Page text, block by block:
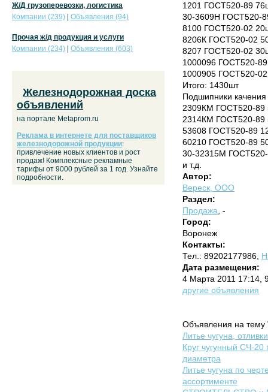
1201 ГОСТ520-89
30-3609Н ГОСТ520-
8100 ГОСТ520-02
8206К ГОСТ520-02
8207 ГОСТ520-02
1000096 ГОСТ520-
1000905 ГОСТ520-
Итого: 1430шт
Подшипники
2309КМ ГОСТ520-89
2314КМ ГОСТ520-89
53608 ГОСТ520-89
60210 ГОСТ520-89
30-32315М
и т.д.
Автор:
Вереск, ООО
Раздел:
Продажа , -
Город:
Воронеж
Контакты:
Тел.: 89202177986,
Дата размещения:
4 Марта 2011 17:14,
другие объявления
Объявления на тему
Литье чугуна,
Круг чугунный СЧ-20
диаметра
Литье чугуна по
ассортименте
Ж/Д грузоперевозки, логистика
Компании (239)
Объявления (94)
Прочая ж/д продукция и услуги
Компании (234)
Объявления (603)
Железнодорожная доска
объявлений
на портале Metaprom.ru
Реклама в интернете для поставщиков
железнодорожной продукции:
привлечение новых клиентов и рост
продаж! Комплексные рекламные
тарифы от 9000 рублей за 1 год. Узнайте
подробности.